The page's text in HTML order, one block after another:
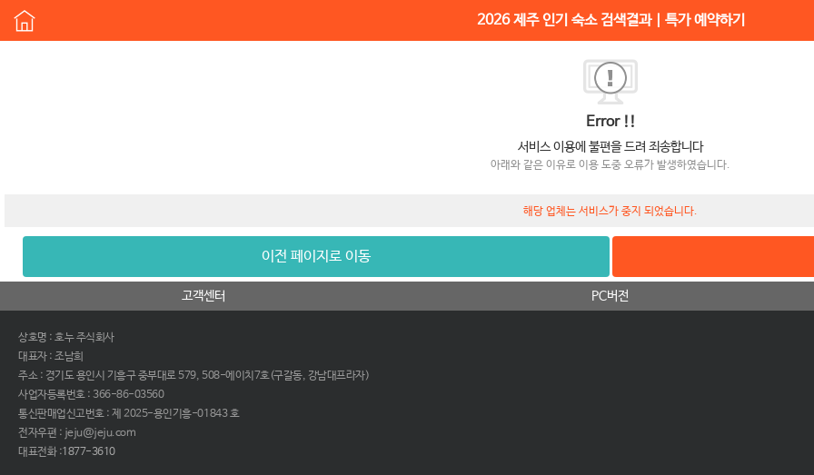
2026 제주 인기 숙소 검색결과 | 특가 예약하기
Error !!
서비스 이용에 불편을 드려 죄송합니다
아래와 같은 이유로 이용 도중 오류가 발생하였습니다.
해당 업체는 서비스가 중지 되었습니다.
이전 페이지로 이동
고객센터 PC버전
상호명 : 호누 주식회사
대표자 : 조남희
주소 : 경기도 용인시 기흥구 중부대로 579, 508-에이치7호(구갈동, 강남대프라자)
사업자등록번호 : 366-86-03560
통신판매업신고번호 : 제 2025-용인기흥-01843 호
전자우편 : jeju@jeju.com
대표전화 :1877-3610